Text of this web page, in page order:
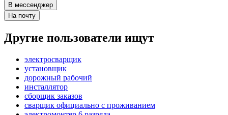
В мессенджер
На почту
Другие пользователи ищут
электросварщик
установщик
дорожный рабочий
инсталлятор
сборщик заказов
сварщик официально с проживанием